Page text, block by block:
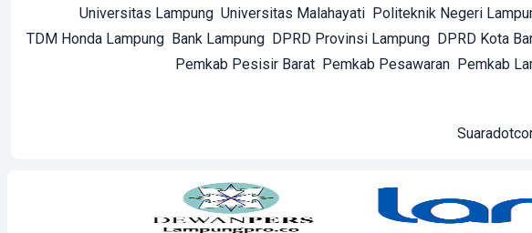
Universitas Lampung Universitas Malahayati Politeknik Negeri
TDM Honda Lampung Bank Lampung DPRD Provinsi Lampung DPRD Kota
Pemkab Pesisir Barat Pemkab Pesawaran Pemkab